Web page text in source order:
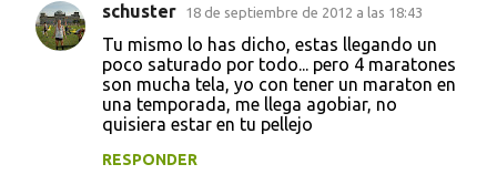
schuster 18 de septiembre de 2012 a las 18:43
Tu mismo lo has dicho, estas llegando un
poco saturado por todo... pero 4 maratones
son mucha tela, yo con tener un maraton en
una temporada, me llega agobiar, no
quisiera estar en tu pellejo
RESPONDER